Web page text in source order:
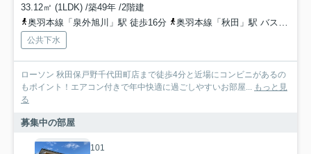
33.12㎡ (1LDK) /築49年 /2階建
奥羽本線「泉外旭川」駅 徒歩16分
奥羽本線「秋田」駅 バス15分 秋田中央交通「泉南三丁目」 停歩5分
公共下水
ローソン 秋田保戸野千代田町店まで徒歩4分と近場にコンビニがあるの
もポイント！エアコン付きで年中快適に過ごしやすいお部屋...
もっと見
る
募集中の部屋
101